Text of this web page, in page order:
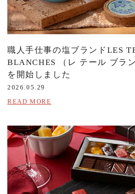
職人手仕事の塩ブランドLES
BLANCHES （レ テール ブラ
を開始しました
2026.05.29
READ MORE